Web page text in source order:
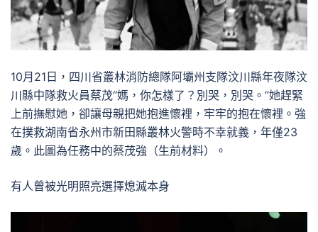
10月21日，四川省叢林消防總隊阿壩州支隊汶川縣年夜隊汶
川縣中隊救火員蔡茂“媽，你怎樣了？別哭，別哭。”她趕緊
上前撫慰她，卻讓母親把她抱進懷裡，牢牢的抱在懷裡。強
在撲救湖南省永州市新田縣叢林火警時不幸就義，年僅23
歲。此圖為任務中的蔡茂強（生前材料）。
有人曾被光明照亮選擇熄滅本身